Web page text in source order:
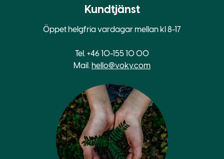
Kundtjänst
Öppet helgfria vardagar mellan kl 8-17
Tel. +46 10-155 10 00
Mail. hello@voky.com